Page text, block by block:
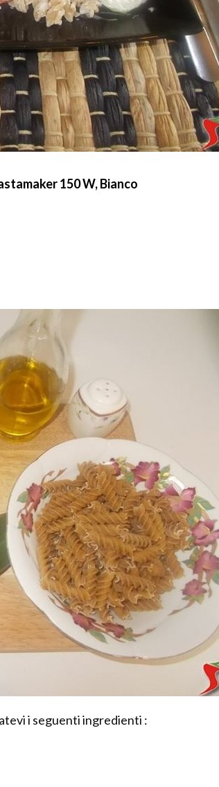
150 W, Bianco
i seguenti ingredienti :